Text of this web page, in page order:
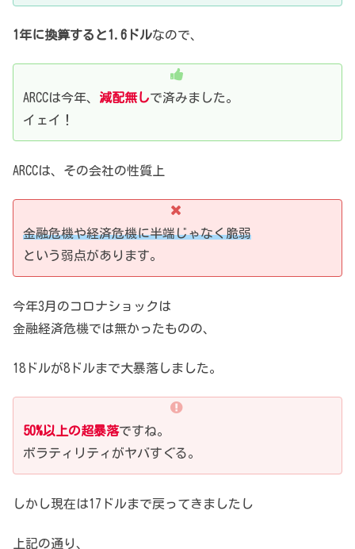
1年に換算すると1.6ドルなので、
ARCCは今年、 減配無しで済みました。
イェイ！
ARCCは、その会社の性質上
金融危機や経済危機に半端じゃなく脆弱
という弱点があります。
今年3月のコロナショックは
金融経済危機では無かったものの、
18ドルが8ドルまで大暴落しました。
50%以上の超暴落ですね。
ボラティリティがヤバすぐる。
しかし現在は17ドルまで戻ってきましたし
上記の通り、